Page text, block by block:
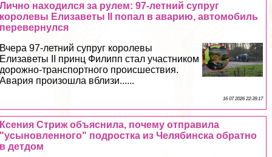
Лично находился за рулем: 97-летний супруг
королевы Елизаветы II попал в аварию, автомобиль
перевернулся
Вчера 97-летний супруг королевы
Елизаветы II принц Филипп стал участником
дорожно-трaнcпортного происшествия.
Авария произошла вблизи......
16 07 2026 22:39:17
Ксения Стриж объяснила, почему отправила
"усыновленного" подростка из Челябинска обратно
в детдом